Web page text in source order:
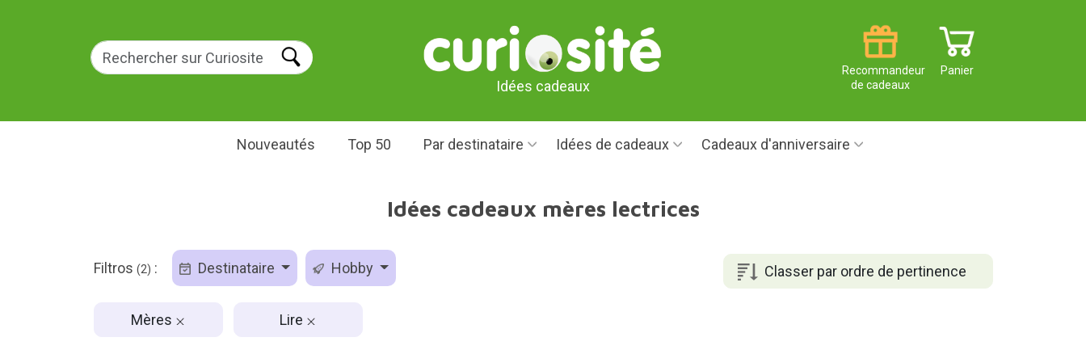
Idées cadeaux
Panier
Recommandeur
de cadeaux
Nouveautés Top 50 Par destinataire Idées de cadeaux Cadeaux d'anniversaire
Idées cadeaux mères lectrices
Classer par ordre de pertinence
Filtros (2) : Destinataire Hobby
Mères Lire